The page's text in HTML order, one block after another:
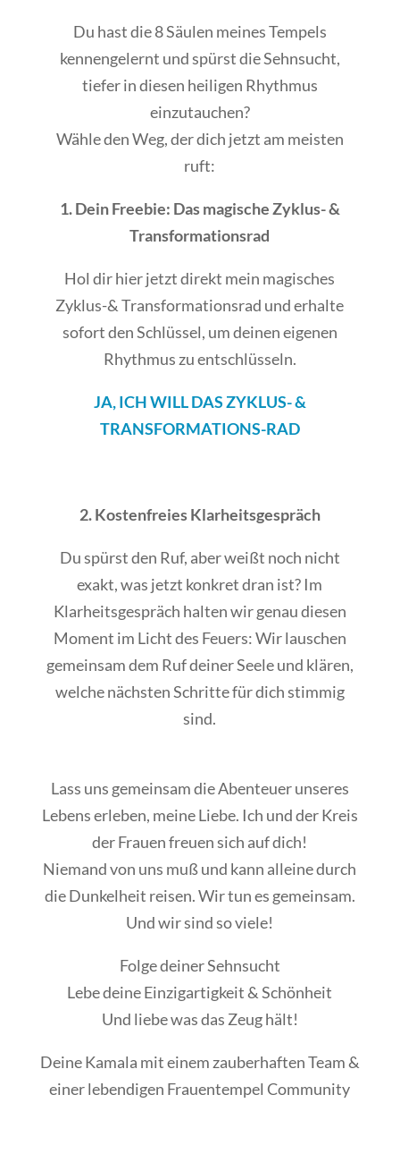
Du hast die 8 Säulen meines Tempels
kennengelernt und spürst die Sehnsucht,
tiefer in diesen heiligen Rhythmus
einzutauchen?
Wähle den Weg, der dich jetzt am meisten
ruft:
1. Dein Freebie: Das magische Zyklus- &
Transformationsrad
Hol dir hier jetzt direkt mein magisches
Zyklus-& Transformationsrad und erhalte
sofort den Schlüssel, um deinen eigenen
Rhythmus zu entschlüsseln.
JA, ICH WILL DAS ZYKLUS- &
TRANSFORMATIONS-RAD
2. Kostenfreies Klarheitsgespräch
Du spürst den Ruf, aber weißt noch nicht
exakt, was jetzt konkret dran ist? Im
Klarheitsgespräch halten wir genau diesen
Moment im Licht des Feuers: Wir lauschen
gemeinsam dem Ruf deiner Seele und klären,
welche nächsten Schritte für dich stimmig
sind.
Lass uns gemeinsam die Abenteuer unseres
Lebens erleben, meine Liebe. Ich und der Kreis
der Frauen freuen sich auf dich!
Niemand von uns muß und kann alleine durch
die Dunkelheit reisen. Wir tun es gemeinsam.
Und wir sind so viele!
Folge deiner Sehnsucht
Lebe deine Einzigartigkeit & Schönheit
Und liebe was das Zeug hält!
Deine Kamala mit einem zauberhaften Team &
einer lebendigen Frauentempel Community